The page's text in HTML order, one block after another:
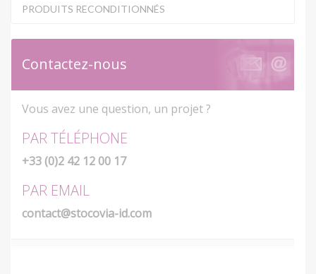
PRODUITS RECONDITIONNÉS
Contactez-nous
Vous avez une question, un projet ?
PAR TÉLÉPHONE
+33 (0)2 42 12 00 17
PAR EMAIL
contact@stocovia-id.com